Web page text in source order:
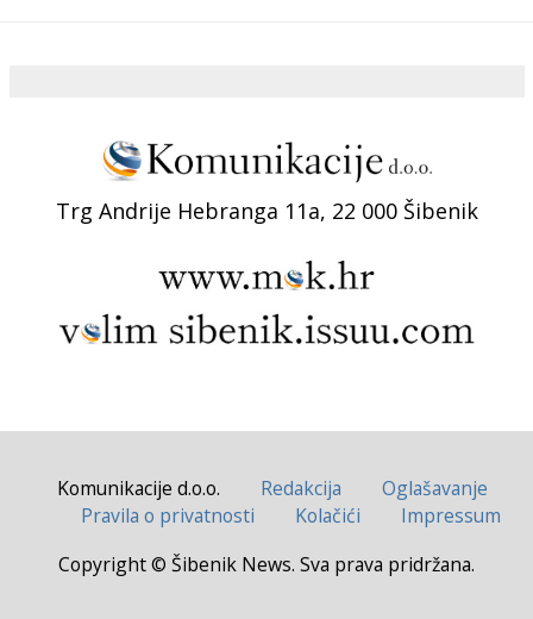
Trg Andrije Hebranga 11a, 22 000 Šibenik
Komunikacije d.o.o. Redakcija
Oglašavanje
Pravila o privatnosti
Kolačići
Impressum
Copyright © Šibenik News. Sva prava pridržana.